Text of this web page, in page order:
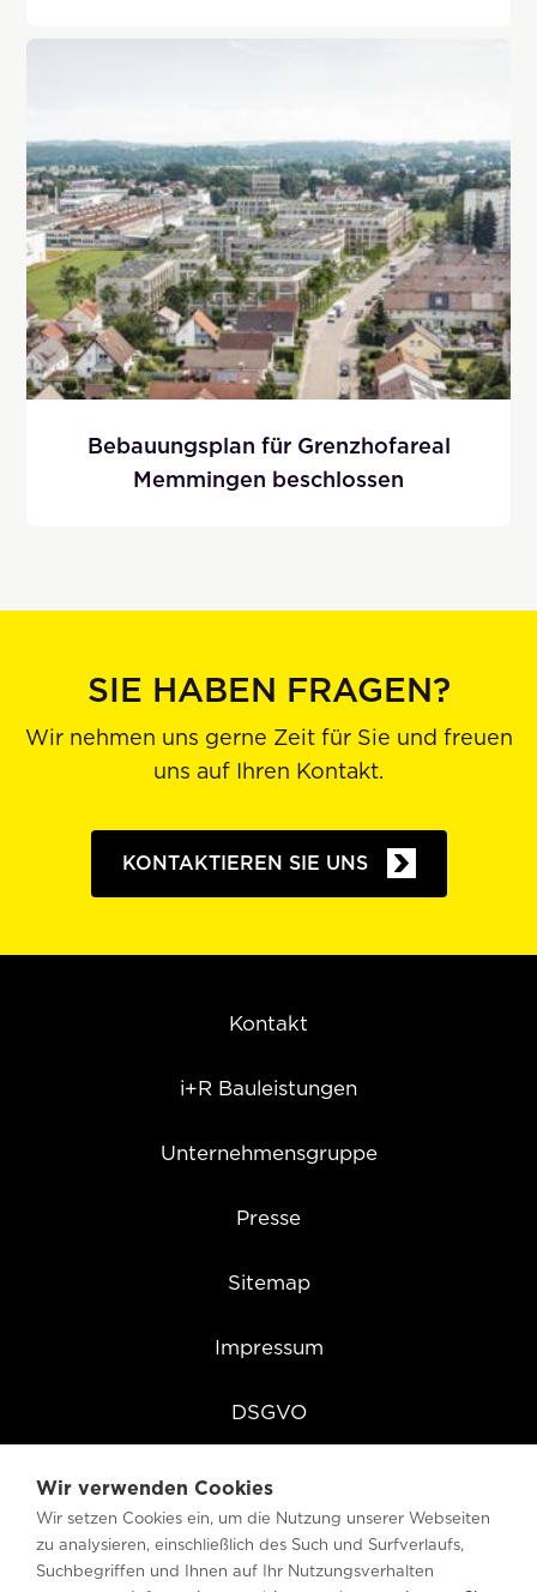
Bebauungsplan für Grenzhofareal
Memmingen beschlossen
SIE HABEN FRAGEN?
Wir nehmen uns gerne Zeit für Sie und freuen
uns auf Ihren Kontakt.
KONTAKTIEREN SIE UNS
Kontakt
i+R Bauleistungen
Unternehmensgruppe
Presse
Sitemap
Impressum
DSGVO
Cookie Einstellungen
Wir verwenden Cookies
Wir setzen Cookies ein, um die Nutzung unserer Webseiten
zu analysieren, einschließlich des Such und Surfverlaufs,
Suchbegriffen und Ihnen auf Ihr Nutzungsverhalten